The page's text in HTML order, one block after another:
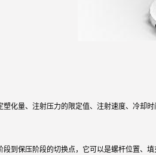
塑化量、注射压力的限定值、注射速度、冷却
段到保压阶段的切换点，它可以是螺杆位置、